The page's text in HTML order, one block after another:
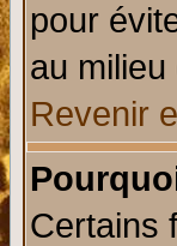
pour
au
Revenir
Certains